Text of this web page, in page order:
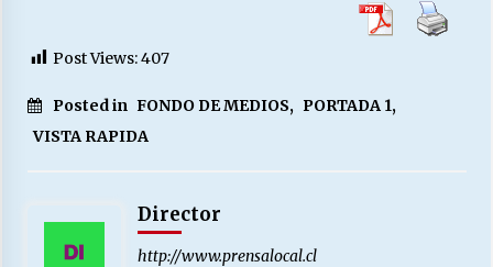
Post Views:407
Posted in FONDO DE MEDIOS, PORTADA 1,
VISTA RAPIDA
Director
http://www.prensalocal.cl